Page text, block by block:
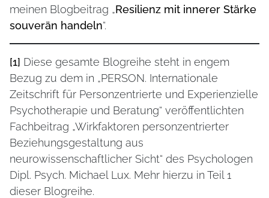
meinen Blogbeitrag „Resilienz mit innerer Stärke
souverän handeln“.
[1] Diese gesamte Blogreihe steht in engem
Bezug zu dem in „PERSON. Internationale
Zeitschrift für Personzentrierte und Experienzielle
Psychotherapie und Beratung“ veröffentlichten
Fachbeitrag „Wirkfaktoren personzentrierter
Beziehungsgestaltung aus
neurowissenschaftlicher Sicht“ des Psychologen
Dipl. Psych. Michael Lux. Mehr hierzu in Teil 1
dieser Blogreihe.